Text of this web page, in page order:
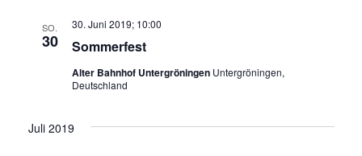
SO.
30 Sommerfest
30. Juni 2019; 10:00
Alter Bahnhof Untergröningen Untergröningen,
Deutschland
Juli 2019